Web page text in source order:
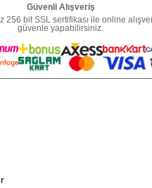
Güvenli Alışveriş
256 bit SSL sertifikası ile online
güvenle yapabilirsiniz.